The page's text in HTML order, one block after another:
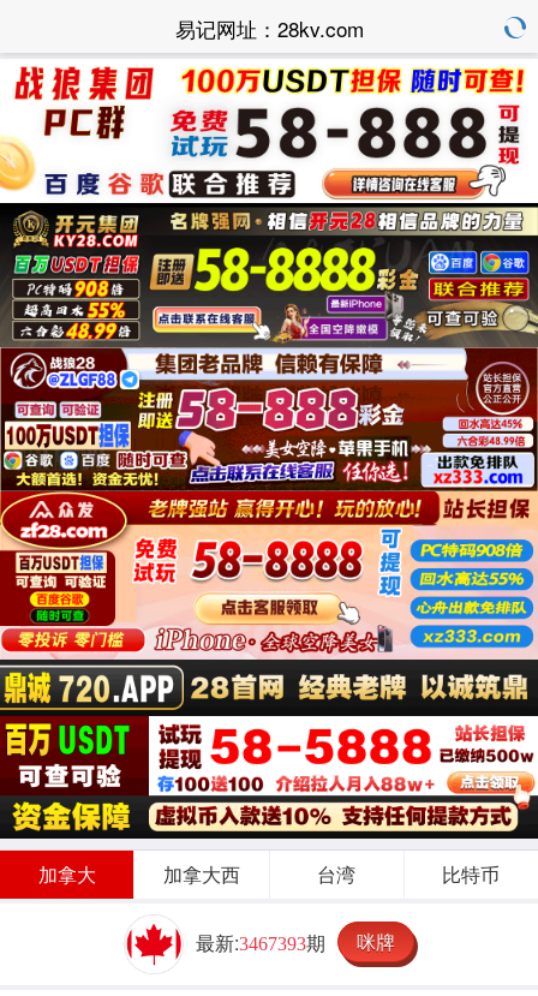
易记网址：28kv.com
加拿大 加拿大西 台湾 比特币
最新:3467393期 咪牌